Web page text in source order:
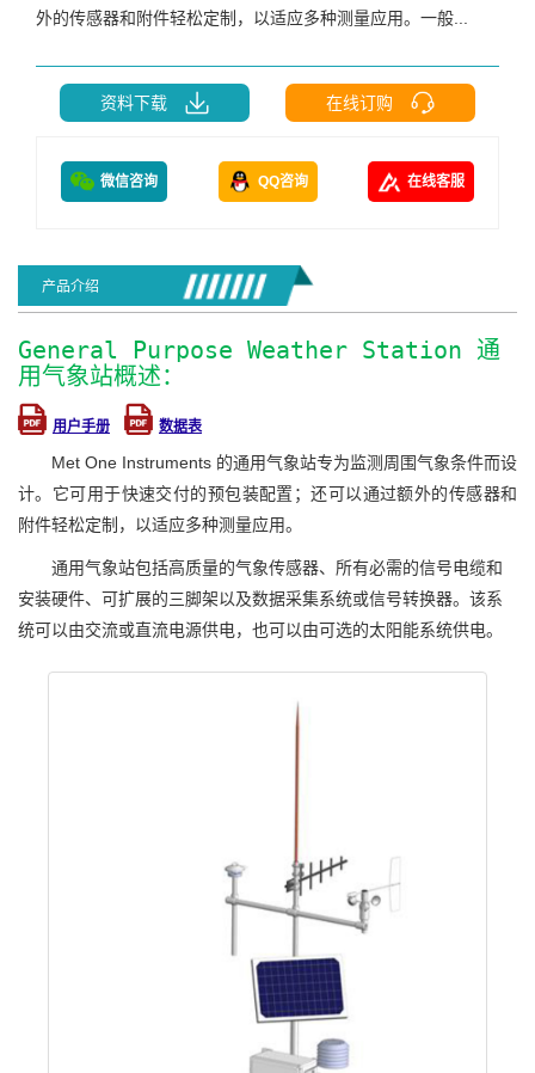
外的传感器和附件轻松定制，以适应多种测量应用。一般...
资料下载 在线订购
微信咨询 QQ咨询 在线客服
产品介绍
General Purpose Weather Station 通
用气象站概述：
用户手册 数据表
Met One Instruments 的通用气象站专为监测周围气象条件而设
计。它可用于快速交付的预包装配置；还可以通过额外的传感器和
附件轻松定制，以适应多种测量应用。
通用气象站包括高质量的气象传感器、所有必需的信号电缆和
安装硬件、可扩展的三脚架以及数据采集系统或信号转换器。该系
统可以由交流或直流电源供电，也可以由可选的太阳能系统供电。